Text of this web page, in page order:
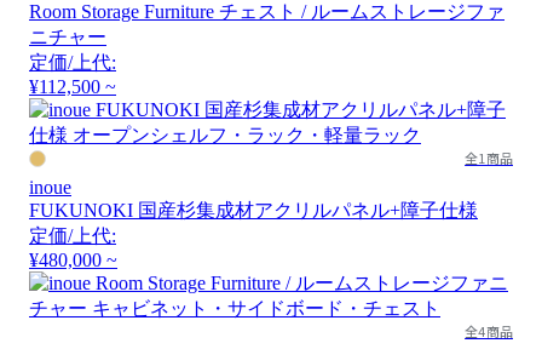
Room Storage Furniture チェスト / ルームストレージファ
ニチャー
定価/上代:
¥112,500 ~
全1商品
inoue
FUKUNOKI 国産杉集成材アクリルパネル+障子仕様
定価/上代:
¥480,000 ~
全4商品